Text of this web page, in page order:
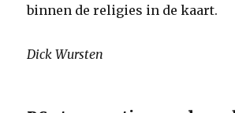
binnen de religies in de kaart.
Dick Wursten